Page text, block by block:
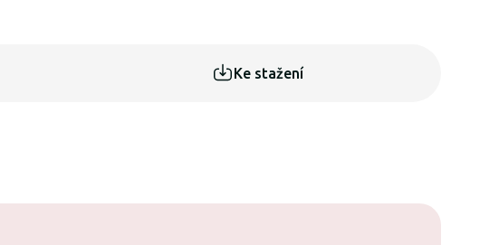
Ke stažení